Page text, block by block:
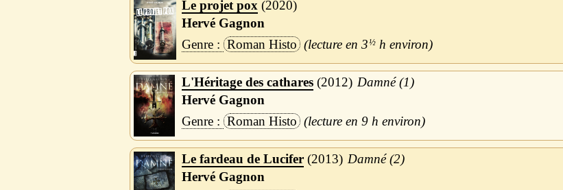
Le projet pox 2020
Hervé Gagnon
Roman Histo
3½h
L'Héritage des cathares 2012
Damné (1)
Hervé Gagnon
Roman Histo
9 h
Le fardeau de Lucifer 2013
Damné (2)
Hervé Gagnon